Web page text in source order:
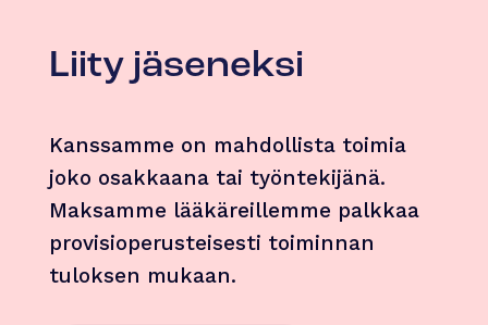
Liity jäseneksi
Kanssamme on mahdollista toimia
joko osakkaana tai työntekijänä.
Maksamme lääkäreillemme palkkaa
provisioperusteisesti toiminnan
tuloksen mukaan.